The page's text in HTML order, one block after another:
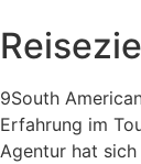
9South
Erfahrung im
Agentur hat